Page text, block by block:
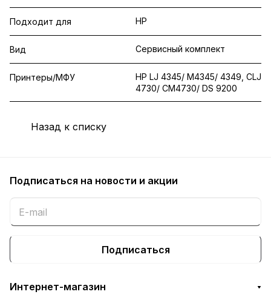
Подходит для HP
Вид Сервисный комплект
Принтеры/МФУ
HP LJ 4345/ M4345/ 4349, CLJ
4730/ CM4730/ DS 9200
Назад к списку
Подписаться на новости и акции
Подписаться
Интернет-магазин